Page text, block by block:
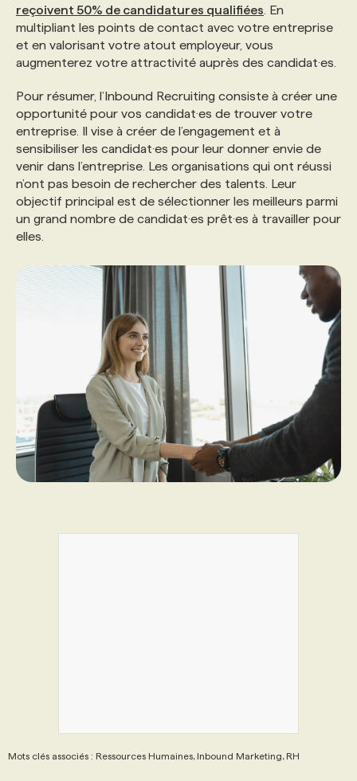
reçoivent 50% de candidatures qualifiées . En
multipliant les points de contact avec votre entreprise
et en valorisant votre atout employeur, vous
augmenterez votre attractivité auprès des candidat·es.
Pour résumer, l’Inbound Recruiting consiste à créer une
opportunité pour vos candidat·es de trouver votre
entreprise. Il vise à créer de l’engagement et à
sensibiliser les candidat·es pour leur donner envie de
venir dans l’entreprise. Les organisations qui ont réussi
n’ont pas besoin de rechercher des talents. Leur
objectif principal est de sélectionner les meilleurs parmi
un grand nombre de candidat·es prêt·es à travailler pour
elles.
Mots clés associés : Ressources Humaines, Inbound Marketing, RH